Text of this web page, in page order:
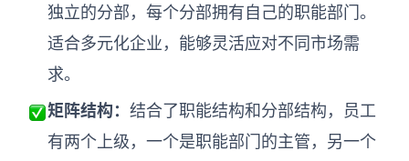
AI生成思维导图
AI生成流程图
AI生成用户旅程图
AI生成鱼骨图
AI生成甘特图
AI生成商业画布
AI生成PEST分析
AI生成5Why分析
独立的分部，每个分部拥有自己的职能部门。
适合多元化企业，能够灵活应对不同市场需
求。
矩阵结构： 结合了职能结构和分部结构，员工
有两个上级，一个是职能部门的主管，另一个